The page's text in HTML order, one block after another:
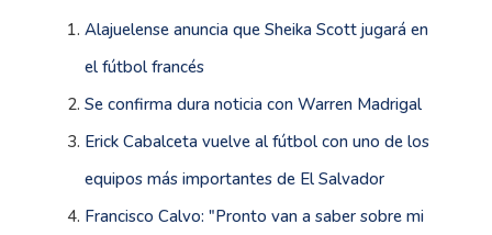
Alajuelense anuncia que Sheika Scott jugará en
el fútbol francés
Se confirma dura noticia con Warren Madrigal
Erick Cabalceta vuelve al fútbol con uno de los
equipos más importantes de El Salvador
Francisco Calvo: "Pronto van a saber sobre mi